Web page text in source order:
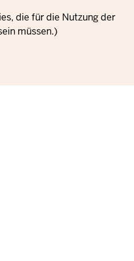
die für die Nutzung der
müssen.)